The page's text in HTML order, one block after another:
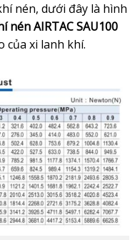
nén, dưới đây là hình
AIRTAC SAU100
của xi lanh khí.